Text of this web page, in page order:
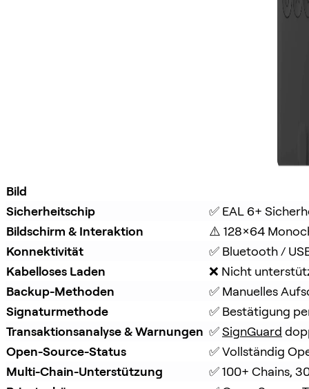
Bild
Sicherheitschip
✅ EAL 6+
Bildschirm & Interaktion
⚠️ 128×64
Konnektivität
✅ Bluetooth /
Kabelloses Laden
❌ Nicht
Backup-Methoden
✅ Manuelles
Signaturmethode
✅ Bestätigung
Transaktionsanalyse & Warnungen ✅ SignGuard
Open-Source-Status
✅ Vollständig
Multi-Chain-Unterstützung
✅ 100+ Chains,